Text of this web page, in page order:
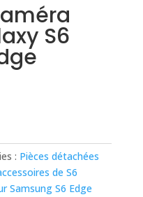
S6
: Pièces détachées
de S6
Samsung S6 Edge